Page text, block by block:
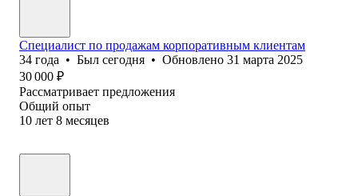
Специалист по продажам корпоративным клиентам
34 года • Был сегодня • Обновлено 31 марта 2025
30 000 ₽
Рассматривает предложения
Общий опыт
10 лет 8 месяцев